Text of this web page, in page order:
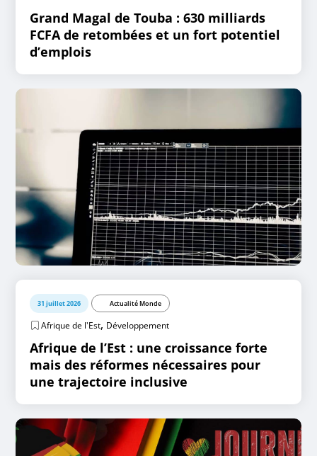
Grand Magal de Touba : 630 milliards
FCFA de retombées et un fort potentiel
d’emplois
31 juillet 2026 Actualité Monde
Afrique de l'Est, Développement
Afrique de l’Est : une croissance forte
mais des réformes nécessaires pour
une trajectoire inclusive